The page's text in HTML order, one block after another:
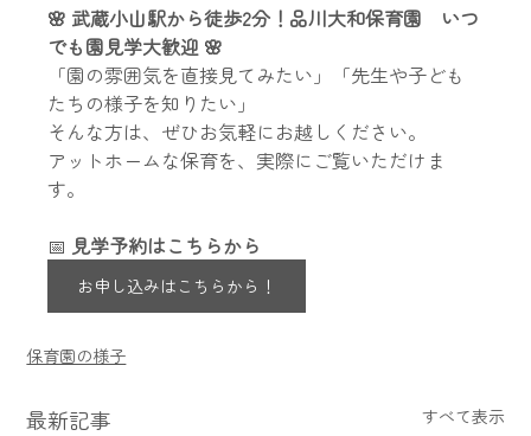
🌸 武蔵小山駅から徒歩2分！品川大和保育園　いつ
でも園見学大歓迎 🌸
「園の雰囲気を直接見てみたい」「先生や子ども
たちの様子を知りたい」
そんな方は、ぜひお気軽にお越しください。
アットホームな保育を、実際にご覧いただけま
す。
📅 見学予約はこちらから
お申し込みはこちらから！
保育園の様子
最新記事 すべて表示